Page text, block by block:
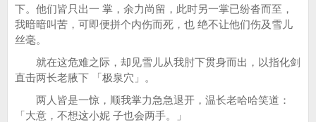
下。他们皆只出一 掌，余力尚留，此时另一掌已纷沓而至，
我暗暗叫苦，可即便拼个内伤而死，也 绝不让他们伤及雪儿
丝毫。
就在这危难之际，却见雪儿从我肘下贯身而出，以指化剑
直击两长老腋下 「极泉穴」。
两人皆是一惊，顺我掌力急急退开，温长老哈哈笑道：
「大意，不想这小妮 子也会两手。」